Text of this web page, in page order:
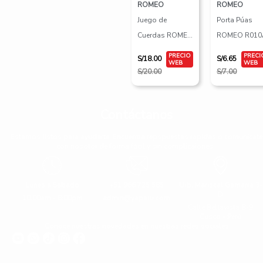
ROMEO
Juego de
Cuerdas ROMEO
R703 Violín
S/20.00
S/18.00
ROMEO
Porta Púas
ROMEO
S/7.00
S/6.65